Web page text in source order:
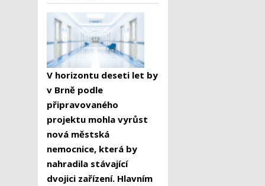
V horizontu deseti let by
v Brně podle
připravovaného
projektu mohla vyrůst
nová městská
nemocnice, která by
nahradila stávající
dvojici zařízení. Hlavním